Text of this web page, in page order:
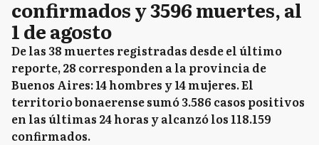
confirmados y 3596 muertes, al
1 de agosto
De las 38 muertes registradas desde el último
reporte, 28 corresponden a la provincia de
Buenos Aires: 14 hombres y 14 mujeres. El
territorio bonaerense sumó 3.586 casos positivos
en las últimas 24 horas y alcanzó los 118.159
confirmados.